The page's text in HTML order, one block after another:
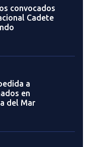
convocados
Cadete
a
en
del Mar